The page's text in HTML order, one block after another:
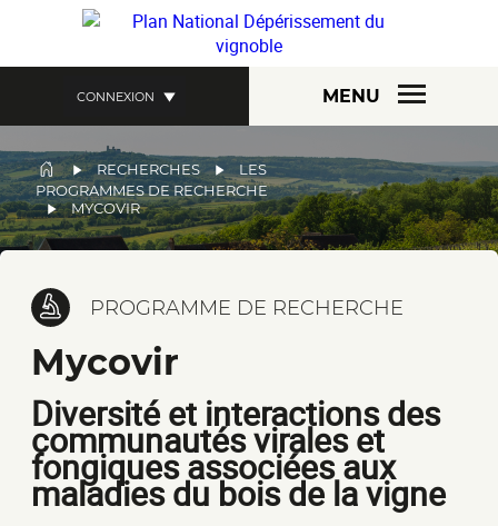
contenu
CONNEXION MENU
FIL
D'ARIANE
RECHERCHES
LES
PROGRAMMES DE RECHERCHE
MYCOVIR
PROGRAMME DE RECHERCHE
Mycovir
Diversité et interactions des
communautés virales et
fongiques associées aux
maladies du bois de la vigne